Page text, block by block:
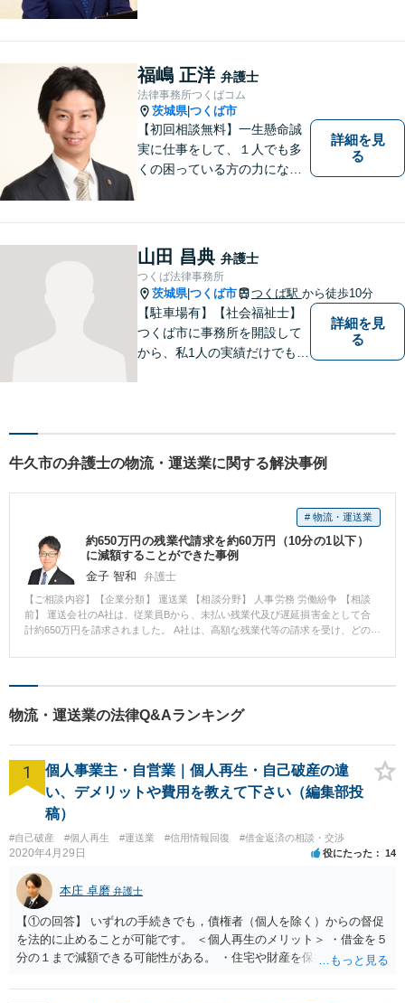
させていただきます。コミュ
ニケーションを大切にし、最
善の解決へと導きます。
福嶋 正洋 弁護士
法律事務所つくばコム
茨城県|つくば市
【初回相談無料】一生懸命誠
実に仕事をして、１人でも多
くの困っている方の力にな
ました。弁護士に相談すべき
事案かどうかも含め、私が親
切・丁寧にご対応致します。
ぜひご相談ください。
詳細を見
る
山田 昌典 弁護士
つくば法律事務所
茨城県|つくば市 つくば駅 から徒歩10分
【駐車場有】【社会福祉士】
つくば市に事務所を開設して
から、私1人の実績だけでも、
もっと身近に、相談をもっと
ので、お気軽にご相談くださ
い。
詳細を見
る
牛久市の弁護士の物流・運送業に関する解決事例
# 物流・運送業
約650万円の残業代請求を約60万円（10分の1以下）
に減額することができた事例
金子 智和
弁護士
【ご相談内容】【企業分類】 運送業 【相談分野】 人事労務 労働紛争 【相談
前】 運送会社のA社は、従業員Bから、未払い残業代及び遅延損害金として合
計約650万円を請求されました。 A社は、高額な残業代等の請求を受け、どの
は、そもそもBの主張する残業代の計算方法自体に疑義があったことから、こ
を計算するよう反論しました。 歩合給を前提に残業代を計算することで、残
業代は5分の1以下に減額できることが期待できます。 これらの反論が功を奏
ではなく、残業代の計算方法に則り、労働者が主張する残業代の計算方法に
誤りがないか精査することが重要です。 特に、固定給制を前提にするか、歩
合給制を前提にするかによって残業代の計算方法や総額は大きく変わりま
す。 運送業では、残業代は大きな経営リスクにもなりかねません。 残業代に
の観点から、事例の一部を修正しています。 【顧問契約・リーガルメディア
のご案内】 １ 顧問契約サービスのご案内 私たち弁護士法人長瀬総合事務所
は、企業法務や人事労務・労務管理等でお悩みの企業を多数サポートしてき
た実績とノウハウがあります。 私たちは、ただ紛争を解決するだけではな
く、紛争を予防するとともに、より企業が発展するための制度設計を構築す
るサポートをすることこそが弁護士と法律事務所の役割であると自負してい
ます。 私たちは、より多くの企業のお役に立つことができるよう、複数の費
用体系にわけた顧問契約サービスを提供しています。 私たちの顧問契約サー
ビスの詳細は、こちらをご覧ください。 ２ リーガルメディアのご案内 企業
物流・運送業の法律Q&Aランキング
1
個人事業主・自営業｜個人再生・自己破産の違
い、デメリットや費用を教えて下さい（編集部投
稿）
#自己破産 #個人再生 #運送業 #信用情報回復 #借金返済の相談・交渉
2020年4月29日 役にたった 14
本庄 卓磨 弁護士
【①の回答】 いずれの手続きでも，債権者（個人を除く）からの督促
を法的に止めることが可能です。 ＜個人再生のメリット＞ ・借金を５
分の１まで減額できる可能性がある。 ・住宅や財産を保持できる（た
理的抵抗が小さい（個人差あり）。 ＜自己破産のメリット＞ ・税金等